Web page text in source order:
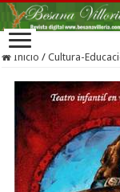
Inicio / Cultura-